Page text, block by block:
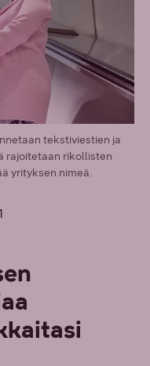
tekstiviestien ja
rajoitetaan rikollisten
yrityksen nimeä.